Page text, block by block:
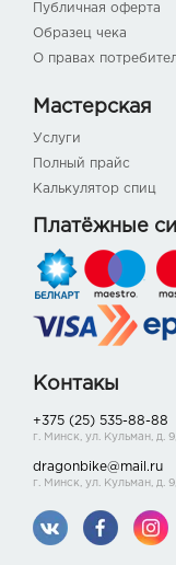
Публичная оферта
Образец чека
О правах
Мастерская
Услуги
Полный прайс
Калькулятор спиц
Платёжные
Контакы
+375 (25) 535-88-88
г. Минск, ул. Кульман, д.
dragonbike@mail.ru
г. Минск, ул. Кульман, д.